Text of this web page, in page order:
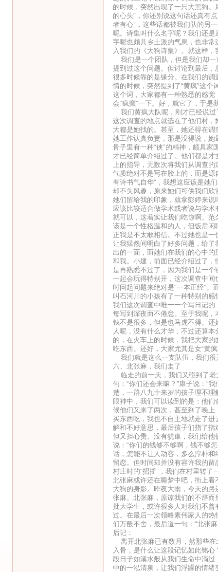
的时候，突然出现了一只大黑狗
的心头”，你还别说这句话还真有
者有心”，这些话都被我们队的另
呢。诗集叫什么名字呢？我们还
字呢也颇具乡土派的气息，也非
入我们的《大狗诗集》。就这样
我们是一个团队，但是我们却一
提到过这个问题。但讨论到最后
很多时候靠的是缘分。在我们的
情的时候，突然提到了“黄疯”这
这个词，大家都有一种熟悉的感
会“疯癫”一下。好，就它了，于是
我们黄疯大队呢，刚才已经说过
这次调查的地点就选在了他们村
大都是她找的。甚至，她还得在
她工作认真负责，那是没得说，
骨子里有一种“侠”的精神，颇具家
才已经简单介绍过了。他们都是
上的指导，无数次将我们从调查
气质绝对不是写在脸上的，而是
有诗书气自华”，我想这应该是她
却不失风趣，原来她们可供我们
她们留给我的印象，就拿彭婷来
应该比较适合做学术或者说与学
就可以，这着实让我们吃惊啊。
该是一个性格温和的人，但饭后
正我是不太敢相信。不过她也是
让我猛然间明白了好多问题，给
出的一面，而她们在我们的心中
和我。小建，前面已经介绍过了
是再熟悉不过了，因为我们是一
一起会玩得特别开，这次调查中
时问起问题来绝对是“一本正经”
叫石河川的小孩有了一种特别的
我们这次调查中唯一一个写日记
每写到深夜而不倦怠。至于我呢
钱不是很多，但是也马虎不得。
人呢，没有什么才华，不过还算
的，在火车上的时候，我把大家
吃东西。还好，大家尤其是女“黄
我们就是这么一支队伍，我们很
六、北张麻，我们走了
临走的前一天，我们又碰到了老
句：“你们还会来嘛？”康子说：“
楚，一群八九十来岁的孩子理不
眼神中，我们可以读到的是：他
候他们又来了两次，甚至到了晚
买东西吃，我也不自主地就走了进
解和不好意思，最后孩子们指了
但又担心贵。没有犹豫，我们给
说：“你们的钱够不够啊，钱不够
话，怎能不让人动容，多么淳朴
留恋。但时间却并没有容许我的
村庄时的“招摇”，我们在村里转
北张麻或许还在睡梦中吧，街上
大狗的身影。昨夜大雨，今天的
张麻。北张麻，原谅我们的不辞
批大学生，或许很多人对我们不
过。在最后一次领略素伟家人的
们万般不舍，最后道一句：“北张
后记：
离开北张麻已有数月，然那些在
入骨，是什么让这段记忆如此铭
段日子如溪水般从我们生命中淌
中的一泓清泉，让我们浮躁的情